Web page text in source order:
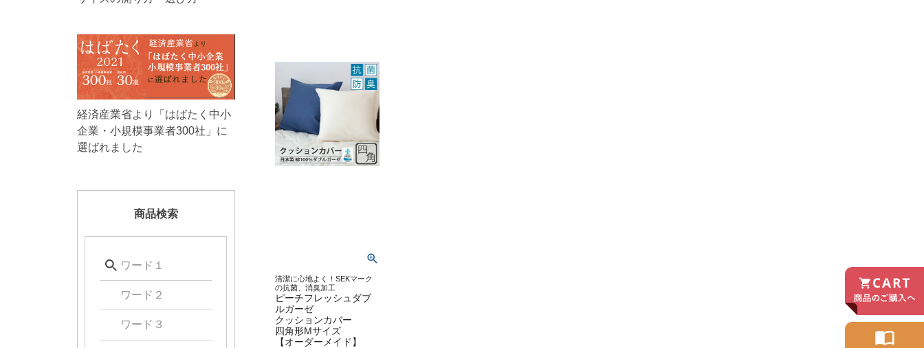
経済産業省より「はばたく中小
企業・小規模事業者300社」に
選ばれました
商品検索
清潔に心地よく！SEKマーク
の抗菌、消臭加工
ピーチフレッシュダブ
ルガーゼ
クッションカバー
四角形Mサイズ
【オーダーメイド】